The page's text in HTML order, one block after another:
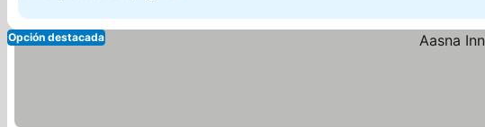
Opción destacada